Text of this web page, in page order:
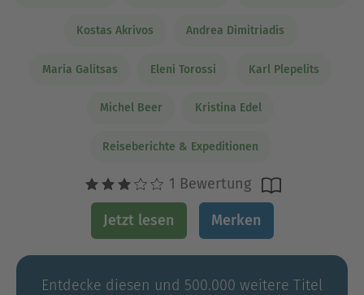
Kostas Akrivos Andrea Dimitriadis
Maria Galitsas Eleni Torossi Karl Plepelits
Michel Beer Kristina Edel
Reiseberichte & Expeditionen
1 Bewertung
Jetzt lesen Merken
Entdecke diesen und 500.000 weitere Titel